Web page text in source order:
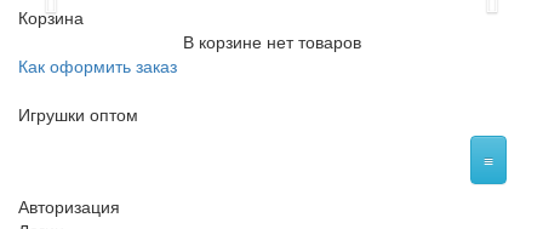
Previous Next
Корзина
В корзине нет товаров
Как оформить заказ
Игрушки оптом
≡
Авторизация